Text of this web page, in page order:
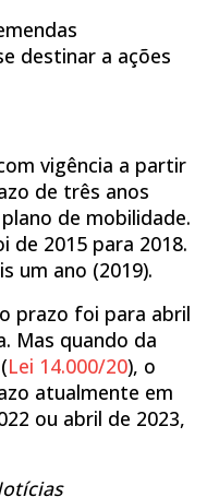
destinar a ações
vigência a partir
de três anos
de mobilidade.
de 2015 para 2018.
um ano (2019).
prazo foi para abril
Mas quando da
Lei 14.000/20), o
atualmente em
ou abril de 2023,